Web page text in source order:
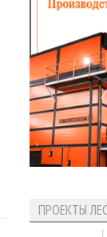
ПРОЕКТЫ